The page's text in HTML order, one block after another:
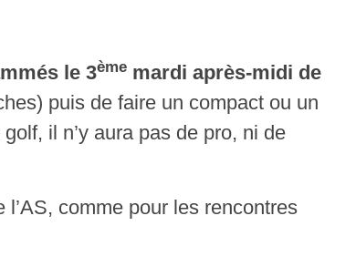
le 3ème mardi après-midi de
puis de faire un compact ou un
il n’y aura pas de pro, ni de
l’AS, comme pour les rencontres